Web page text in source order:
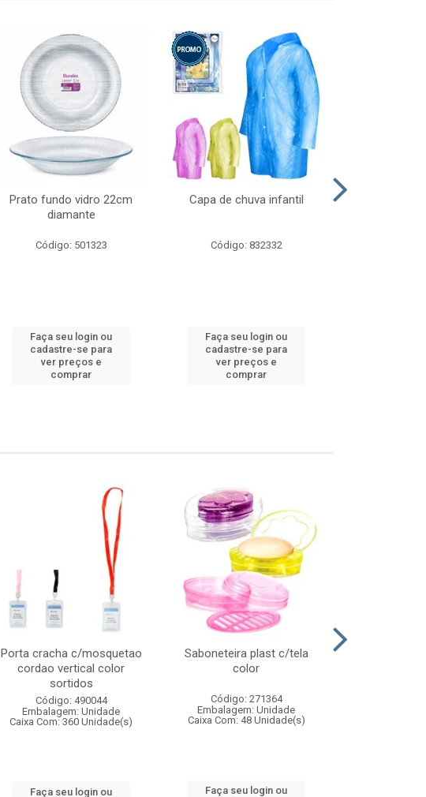
Prato fundo vidro 22cm
diamante
Código: 501323
Faça seu login ou
cadastre-se para
ver preços e
comprar
Capa de chuva infantil
Código: 832332
Faça seu login ou
cadastre-se para
ver preços e
comprar
Porta cracha c/mosquetao
cordao vertical color
sortidos
Código: 490044
Embalagem: Unidade
Caixa Com: 360 Unidade(s)
Faça seu login ou
Saboneteira plast c/tela
color
Código: 271364
Embalagem: Unidade
Caixa Com: 48 Unidade(s)
Faça seu login ou